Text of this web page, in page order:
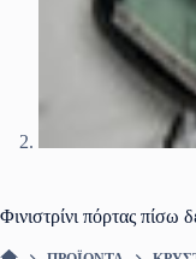
Φινιστρίνι πόρτας πίσω